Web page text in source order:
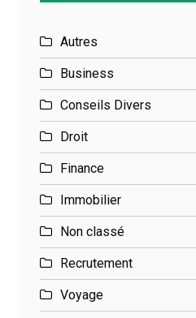
Autres
Business
Conseils Divers
Droit
Finance
Immobilier
Non classé
Recrutement
Voyage